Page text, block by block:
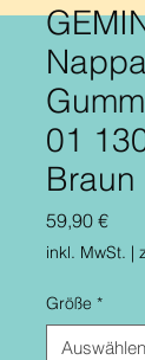
01
Braun
59,90 €Preis
inkl. MwSt. |
Größe *